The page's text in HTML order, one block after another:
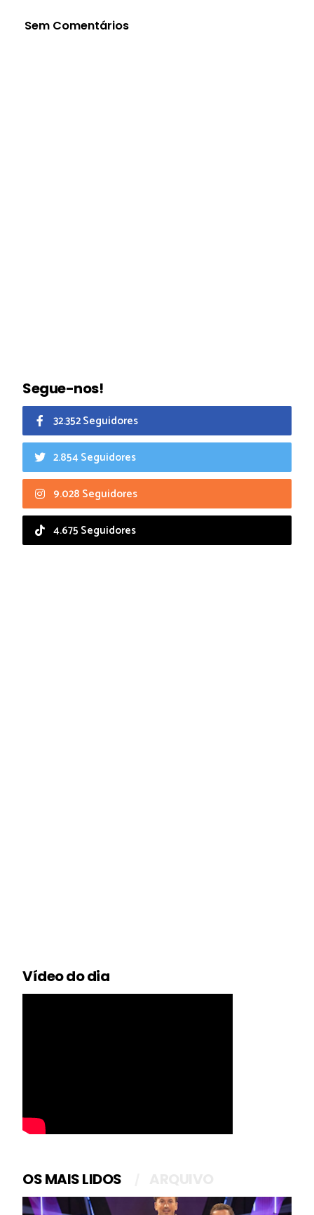
Sem Comentários
Segue-nos!
32.352 Seguidores
2.854 Seguidores
9.028 Seguidores
4.675 Seguidores
Vídeo do dia
OS MAIS LIDOS